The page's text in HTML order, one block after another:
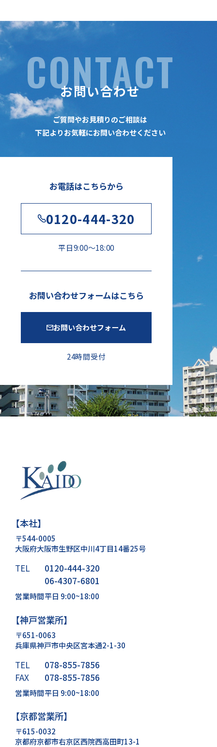
CONTACT
お問い合わせ
ご質問やお見積りのご相談は
下記よりお気軽にお問い合わせください
お電話はこちらから
0120-444-320
平日9:00〜18:00
お問い合わせフォームはこちら
お問い合わせフォーム
24時間受付
【本社】
〒544-0005
大阪府大阪市生野区中川4丁目14番25号
TEL
0120-444-320
06-4307-6801
営業時間平日 9:00~18:00
【神戸営業所】
〒651-0063
兵庫県神戸市中央区宮本通2-1-30
TEL
078-855-7856
FAX
078-855-7856
営業時間平日 9:00~18:00
【京都営業所】
〒615-0032
京都府京都市右京区西院西高田町13-1